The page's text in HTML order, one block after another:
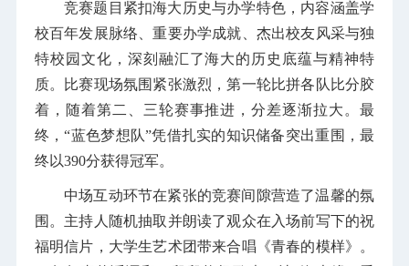
竞赛题目紧扣海大历史与办学特色，内容涵盖学
校百年发展脉络、重要办学成就、杰出校友风采与独
特校园文化，深刻融汇了海大的历史底蕴与精神特
质。比赛现场氛围紧张激烈，第一轮比拼各队比分胶
着，随着第二、三轮赛事推进，分差逐渐拉大。最
终，“蓝色梦想队”凭借扎实的知识储备突出重围，最
终以390分获得冠军。
中场互动环节在紧张的竞赛间隙营造了温馨的氛
围。主持人随机抽取并朗读了观众在入场前写下的祝
福明信片，大学生艺术团带来合唱《青春的模样》。